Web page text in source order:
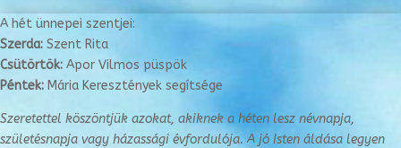
A hét ünnepei szentjei:
Szerda: Szent Rita
Csütörtök: Apor Vilmos püspök
Péntek: Mária Keresztények segítsége
Szeretettel köszöntjük azokat, akiknek a héten lesz névnapja,
születésnapja vagy házassági évfordulója. A jó Isten áldása legyen